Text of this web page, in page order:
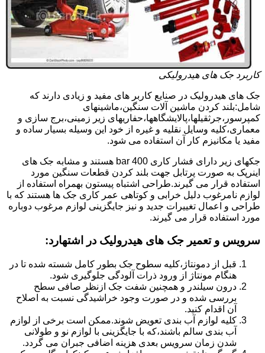
کاربرد جک های هیدرولیکی
جک های هیدرولیک در صنایع کاربر های مفید و زیادی دارند که
شامل:بلند کردن ماشین آلات سنگین،ماشینهای
کمپرسور،جرثقیلها،پالایشگاهها،حفاریهای زیر زمینی،برج سازی و
معماری،کلیه وسایل نقلیه و غیره از خود این وسیله بسیار ساده و
مفید یا مکانیزم کار آن استفاده می شود.
جکهای زیر دارای فشار کاری 400 bar هستند و مشابه جک های
اینرپک به صورت پرتابل جهت بلند کردن قطعات سنگین مورد
استفاده قرار می گیرند.طراحی اشتباه پیستون بهمراه استفاده از
لوازم نامرغوب دلیل خرابی و کوتاهی عمر کاری جک ها هستند که با
طراحی و اعمال تغییرات جدید و نیز جایگزینی لوازم مرغوب دوباره
مورد استفاده قرار می گیرند.
سرویس و تعمیر جک های هیدرولیک در اشتهارد:
قبل از دمونتاژ،کلیه سطوح جک بطور کامل شسته شده تا در
هنگام مونتاژ از ورود ذرات آلودگی جلوگیری شود.
درون سیلندر و همچنین شفت جک ازنظر صافی سطح
بررسی شده و در صورت وجود خراشیدگی نسبت به اصلاح
آن اقدام کنید.
کلیه لوازم آب بندی تعویض شوند.ممکن است برخی از لوازم
آب بندی سالم باشند،که با جایگزینی با لوازم نو و طولانی
شدن زمان سرویس بعدی هزینه اضافی جبران می گردد.